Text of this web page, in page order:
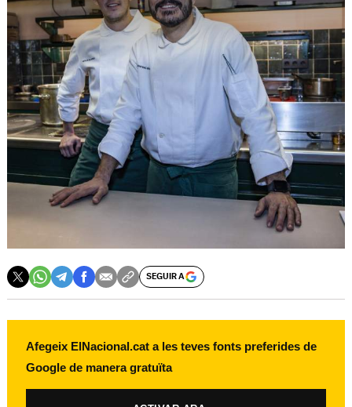
SEGUIR A
Afegeix ElNacional.cat a les teves fonts preferides de
Google de manera gratuïta